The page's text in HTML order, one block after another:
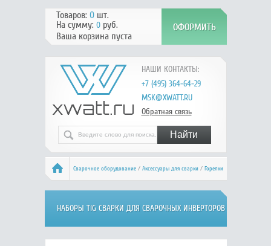
НАШИ КОНТАКТЫ:
+7 (495) 364-64-29
MSK@XWATT.RU
Обратная связь
Товаров: 0шт.
На сумму: 0руб.
Ваша корзина пуста
Сварочное оборудование/ Аксессуары для сварки/ Горелки
для TIG сварки/ Наборы TIG для MMA
НАБОРЫ TIG СВАРКИ ДЛЯ СВАРОЧНЫХ ИНВЕРТОРОВ